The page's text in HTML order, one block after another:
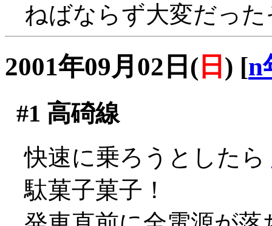
ねばならず大変だっ
2001年09月02日( 日 ) [n
#1 高碕線
快速に乗ろうとしたら
駄菓子菓子！